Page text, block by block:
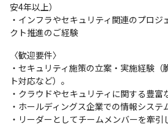
●セキュリティ施策の推進（脆弱性診断
1.脆弱性診断の実施と改善提案:
外部サービスを利用した定期的な脆弱性
案と実施をリードします。
2.インシデント対応:
トの対応体制を整備。リアルタイムでの
ができるよう、社内のセキュリティレベ
安4年以上）
・インフラやセキュリティ関連のプロジ
クト推進のご経験
〈歓迎要件〉
・セキュリティ施策の立案・実施経験
ト対応など）。
・クラウドやセキュリティに関する豊富
・ホールディングス企業での情報シス
・リーダーとしてチームメンバーを牽引